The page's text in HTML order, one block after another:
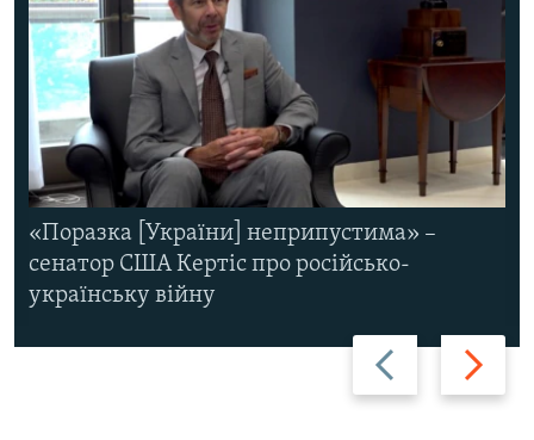
Назад Вперед
«Поразка [України] неприпустима» –
сенатор США Кертіс про російсько-
українську війну